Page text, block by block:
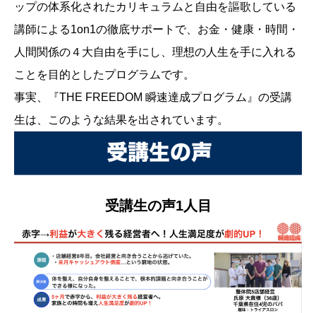
ップの体系化されたカリキュラムと自由を謳歌している
講師による1on1の徹底サポートで、お金・健康・時間・
人間関係の４大自由を手にし、理想の人生を手に入れる
ことを目的としたプログラムです。
事実、『THE FREEDOM 瞬速達成プログラム』の受講
生は、このような結果を出されています。
受講生の声1人目